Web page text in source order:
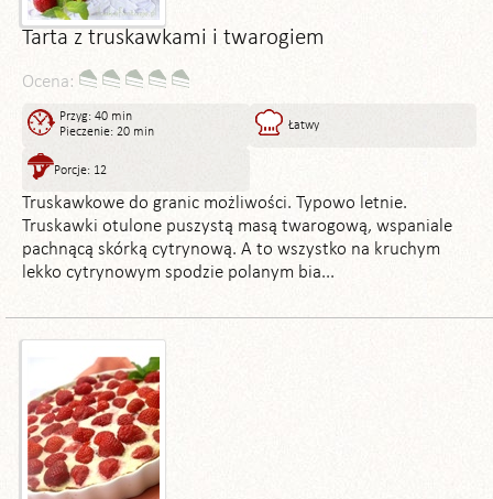
Tarta z truskawkami i twarogiem
Ocena:
Przyg: 40 min
Pieczenie: 20 min
Łatwy
Porcje: 12
Truskawkowe do granic możliwości. Typowo letnie.
Truskawki otulone puszystą masą twarogową, wspaniale
pachnącą skórką cytrynową. A to wszystko na kruchym
lekko cytrynowym spodzie polanym bia...